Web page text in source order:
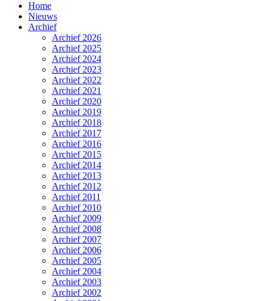
Home
Nieuws
Archief
Archief 2026
Archief 2025
Archief 2024
Archief 2023
Archief 2022
Archief 2021
Archief 2020
Archief 2019
Archief 2018
Archief 2017
Archief 2016
Archief 2015
Archief 2014
Archief 2013
Archief 2012
Archief 2011
Archief 2010
Archief 2009
Archief 2008
Archief 2007
Archief 2006
Archief 2005
Archief 2004
Archief 2003
Archief 2002